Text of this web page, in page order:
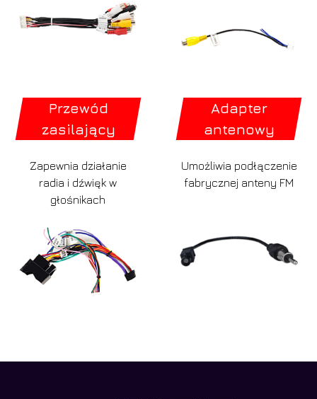
Przewód
zasilający
Zapewnia działanie
radia i dźwięk w
głośnikach
Adapter
antenowy
Umożliwia podłączenie
fabrycznej anteny FM